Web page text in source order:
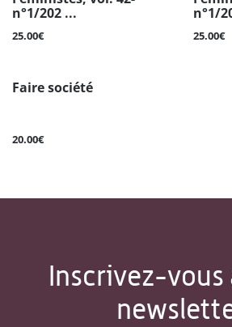
n°1/202 ...
25.00€
n°1/
25.00€
Faire société
20.00€
Inscrivez-vous